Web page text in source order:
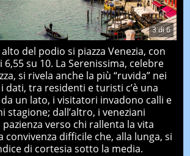
3di6
del podio si piazza Venezia, con
su 10. La Serenissima, celebre
si rivela anche la più “ruvida” nei
dati, tra residenti e turisti c’è una
un lato, i visitatori invadono calli e
stagione; dall’altro, i veneziani
verso chi rallenta la vita
convivenza difficile che, alla lunga, si
di cortesia sotto la media.